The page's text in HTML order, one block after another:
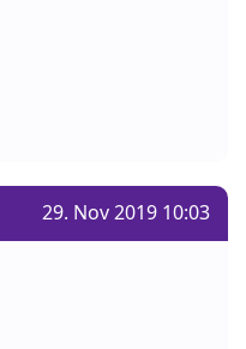
29. Nov 2019 10:03